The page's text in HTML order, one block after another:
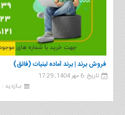
فروش برند | برند آماده لبنیات (فائق)
تاریخ :6 مهر 1404, 17:29
بـازدید : 1 078